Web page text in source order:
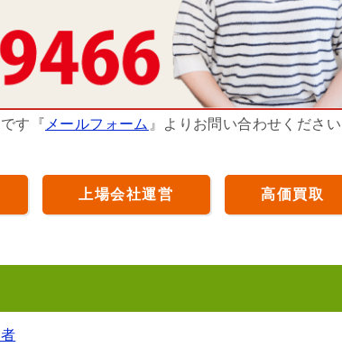
す『 メールフォーム 』よりお問い合わせください
上場会社運営 高価買取